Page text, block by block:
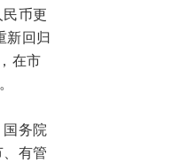
币更
新回归
在市
务院
有管